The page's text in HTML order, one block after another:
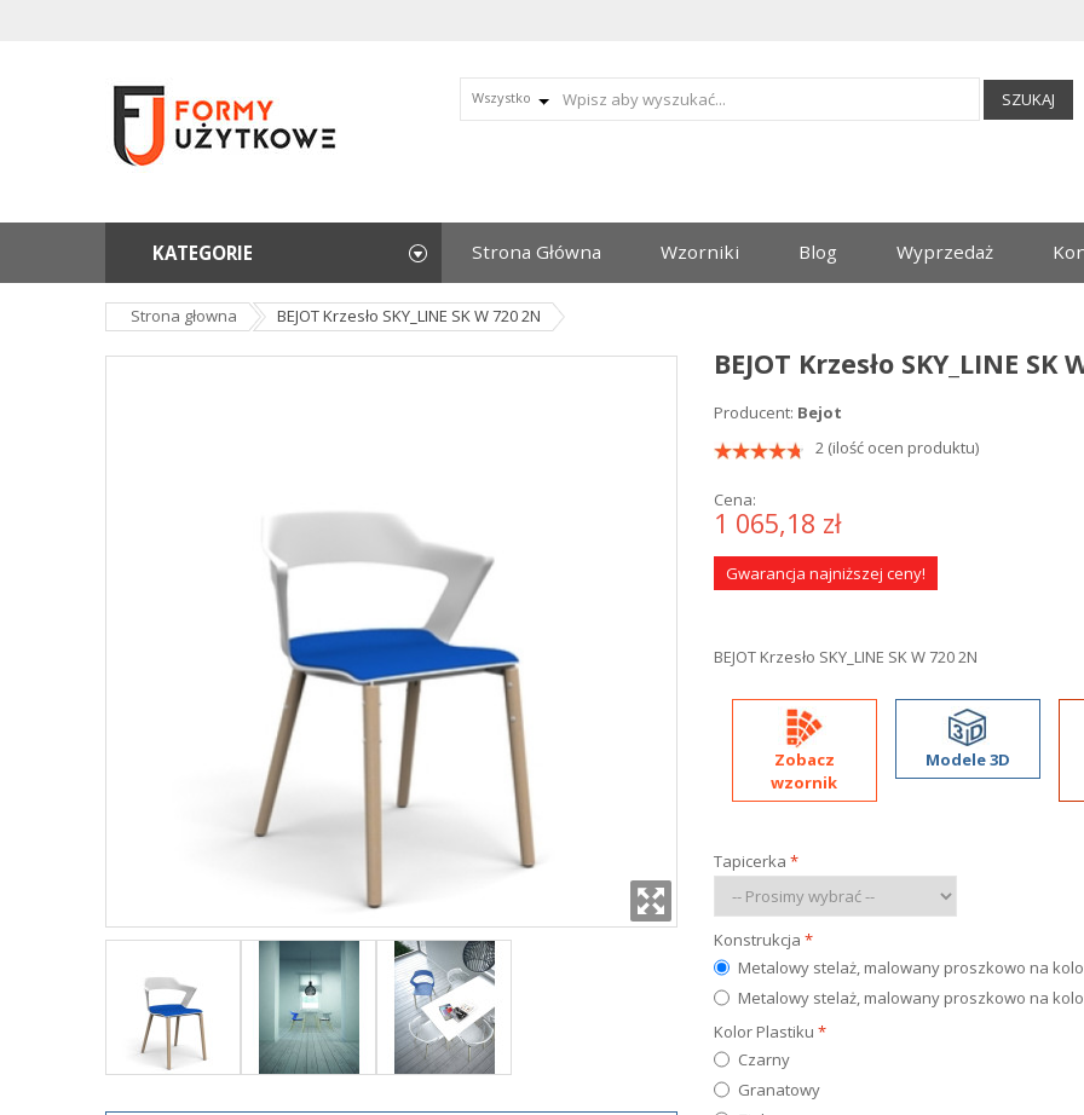
Wszystko SZUKAJ
Strona Główna Wzorniki Blog Wyprzedaż
KATEGORIE
Strona głowna BEJOT Krzesło SKY_LINE SK W 720 2N
BEJOT Krzesło SKY_LINE SK
Producent: Bejot
2 (ilość ocen produktu)
Cena:
1 065,18 zł
Gwarancja najniższej ceny!
BEJOT Krzesło SKY_LINE SK W 720 2N
Zobacz
wzornik
Modele 3D
Tapicerka *
Konstrukcja *
Metalowy stelaż, malowany proszkowo na
Metalowy stelaż, malowany proszkowo na
Kolor Plastiku *
Czarny
Granatowy